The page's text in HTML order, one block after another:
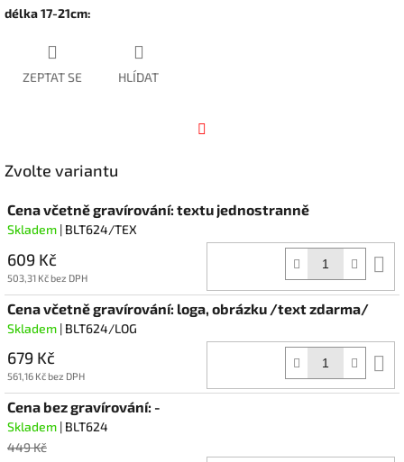
délka 17-21cm:
ZEPTAT SE HLÍDAT
Zvolte variantu
Cena včetně gravírování: textu jednostranně
Skladem | BLT624/TEX
609 Kč
503,31 Kč bez DPH
Cena včetně gravírování: loga, obrázku /text zdarma/
Skladem | BLT624/LOG
679 Kč
561,16 Kč bez DPH
Cena bez gravírování: -
Skladem | BLT624
449 Kč